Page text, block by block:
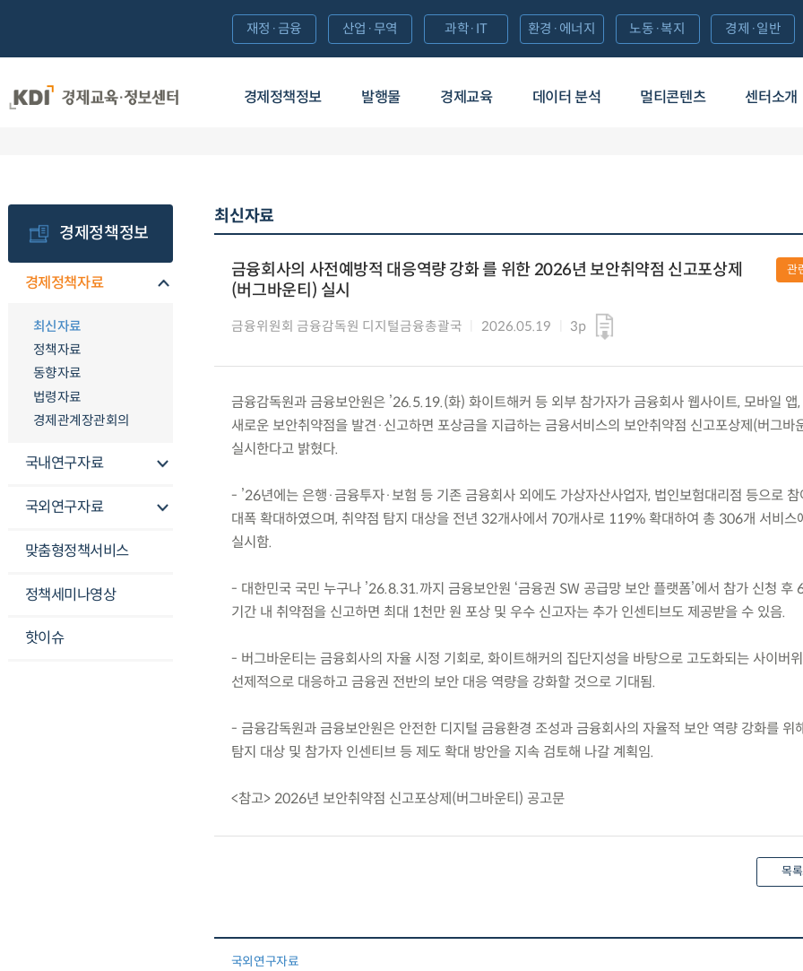
경제정책정보 발행물 경제교육 데이터 분석 멀티콘텐츠 센터소개
재정·금융 산업·무역 과학·IT 환경·에너지 노동·복지 경제·일반
경제정책정보
경제정책자료
최신자료
정책자료
동향자료
법령자료
경제관계장관회의
국내연구자료
국외연구자료
맞춤형정책서비스
정책세미나영상
핫이슈
최신자료
금융회사의 사전예방적 대응역량 강화 를 위한 2026년 보안취약점 신고포상제
(버그바운티) 실시
금융위원회 금융감독원 디지털금융총괄국 2026.05.19 3p
관
금융감독원과 금융보안원은 ’26.5.19.(화) 화이트해커 등 외부 참가자가 금융회사 웹사이트, 모바일 앱
새로운 보안취약점을 발견·신고하면 포상금을 지급하는 금융서비스의 보안취약점 신고포상제(버그바
실시한다고 밝혔다.
- ’26년에는 은행·금융투자·보험 등 기존 금융회사 외에도 가상자산사업자, 법인보험대리점 등으로
대폭 확대하였으며, 취약점 탐지 대상을 전년 32개사에서 70개사로 119% 확대하여 총 306개 서비스
실시함.
- 대한민국 국민 누구나 ’26.8.31.까지 금융보안원 ‘금융권 SW 공급망 보안 플랫폼’에서 참가 신청
기간 내 취약점을 신고하면 최대 1천만 원 포상 및 우수 신고자는 추가 인센티브도 제공받을 수 있음.
- 버그바운티는 금융회사의 자율 시정 기회로, 화이트해커의 집단지성을 바탕으로 고도화되는 사이버
선제적으로 대응하고 금융권 전반의 보안 대응 역량을 강화할 것으로 기대됨.
- 금융감독원과 금융보안원은 안전한 디지털 금융환경 조성과 금융회사의 자율적 보안 역량 강화를 위
탐지 대상 및 참가자 인센티브 등 제도 확대 방안을 지속 검토해 나갈 계획임.
<참고> 2026년 보안취약점 신고포상제(버그바운티) 공고문
목
국외연구자료